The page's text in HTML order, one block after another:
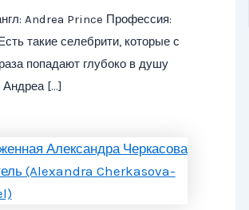
Andrea Prince Профессия:
такие селебрити, которые с
попадают глубоко в душу
Андреа […]